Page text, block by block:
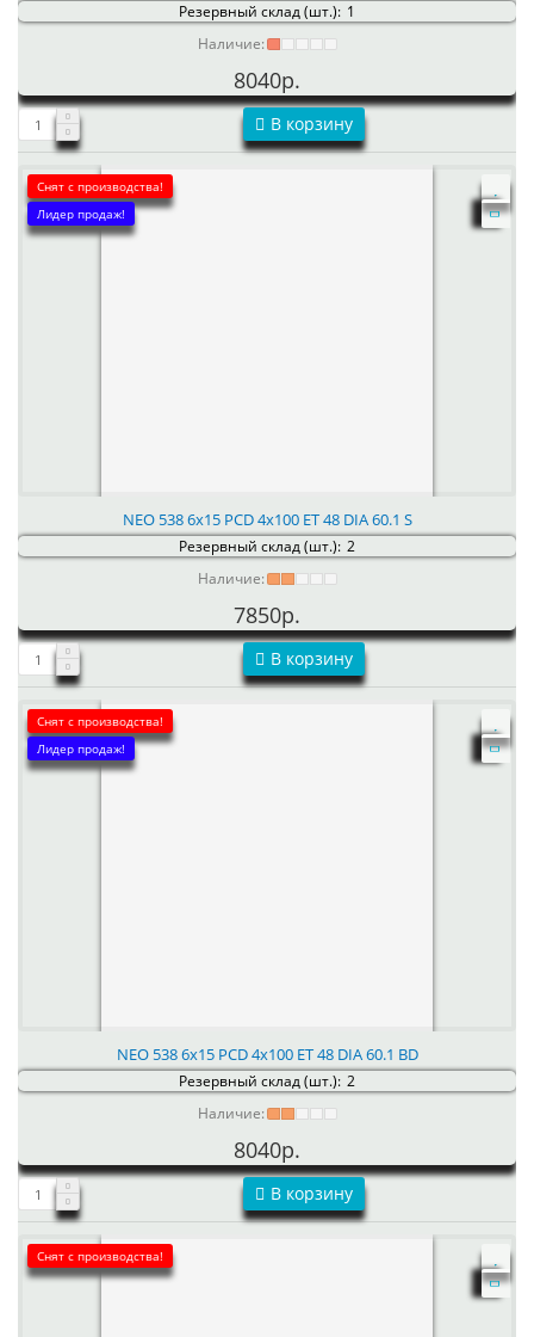
Резервный склад (шт.): 1
Наличие:
8040р.
В корзину
Снят с производства!
Лидер продаж!
NEO 538 6x15 PCD 4x100 ET 48 DIA 60.1 S
Резервный склад (шт.): 2
Наличие:
7850р.
В корзину
Снят с производства!
Лидер продаж!
NEO 538 6x15 PCD 4x100 ET 48 DIA 60.1 BD
Резервный склад (шт.): 2
Наличие:
8040р.
В корзину
Снят с производства!